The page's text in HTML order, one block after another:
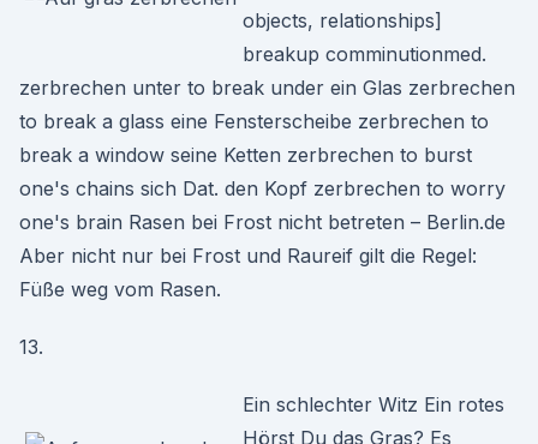
objects, relationships]
breakup comminutionmed.
zerbrechen unter to break under ein Glas zerbrechen
to break a glass eine Fensterscheibe zerbrechen to
break a window seine Ketten zerbrechen to burst
one's chains sich Dat. den Kopf zerbrechen to worry
one's brain Rasen bei Frost nicht betreten – Berlin.de
Aber nicht nur bei Frost und Raureif gilt die Regel:
Füße weg vom Rasen.
13.
Ein schlechter Witz Ein rotes
Hörst Du das Gras? Es